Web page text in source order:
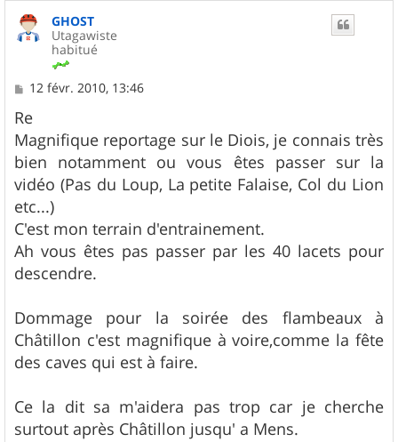
GHOST
Utagawiste
habitué
M
s
s
a
g
e
12 févr. 2010, 13:46
Re
Magnifique reportage sur le Diois, je connais très
bien notamment ou vous êtes passer sur la
vidéo (Pas du Loup, La petite Falaise, Col du Lion
etc...)
C'est mon terrain d'entrainement.
Ah vous êtes pas passer par les 40 lacets pour
descendre.
Dommage pour la soirée des flambeaux à
Châtillon c'est magnifique à voire,comme la fête
des caves qui est à faire.
Ce la dit sa m'aidera pas trop car je cherche
surtout après Châtillon jusqu' a Mens.